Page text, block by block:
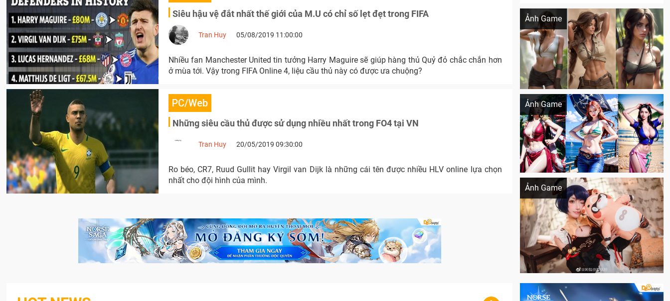
Siêu hậu vệ đắt nhất thế giới của M.U có chỉ số lẹt đẹt trong FIFA
Tran Huy 05/08/2019 11:00:00
Nhiều fan Manchester United tin tưởng Harry Maguire sẽ giúp hàng thủ Quỷ đỏ chắc chắn hơn
ở mùa tới. Vậy trong FIFA Online 4, liệu cầu thủ này có được ưa chuộng?
PC/Web
Những siêu cầu thủ được sử dụng nhiều nhất trong FO4 tại VN
Tran Huy 20/05/2019 09:30:00
Ro béo, CR7, Ruud Gullit hay Virgil van Dijk là những cái tên được nhiều HLV online lựa chọn
nhất cho đội hình của mình.
Ảnh Game
Ảnh Game
Khi AI Cosplay gái đẹp One Piece
Ảnh Game
Cosplay Xiangling siêu cute